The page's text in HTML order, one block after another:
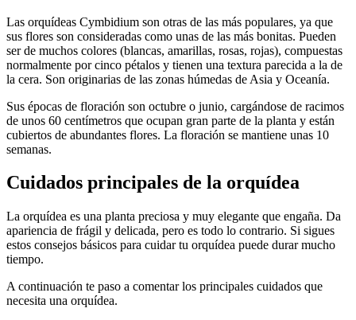
Las orquídeas Cymbidium son otras de las más populares, ya que
sus flores son consideradas como unas de las más bonitas. Pueden
ser de muchos colores (blancas, amarillas, rosas, rojas), compuestas
normalmente por cinco pétalos y tienen una textura parecida a la de
la cera. Son originarias de las zonas húmedas de Asia y Oceanía.
Sus épocas de floración son octubre o junio, cargándose de racimos
de unos 60 centímetros que ocupan gran parte de la planta y están
cubiertos de abundantes flores. La floración se mantiene unas 10
semanas.
Cuidados principales de la orquídea
La orquídea es una planta preciosa y muy elegante que engaña. Da
apariencia de frágil y delicada, pero es todo lo contrario. Si sigues
estos consejos básicos para cuidar tu orquídea puede durar mucho
tiempo.
A continuación te paso a comentar los principales cuidados que
necesita una orquídea.